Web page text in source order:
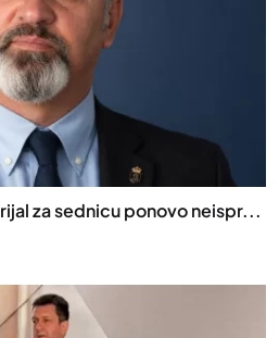
za sednicu ponovo neispr...